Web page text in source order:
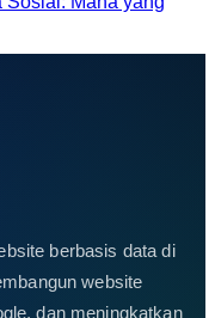
berbasis data di
website
dan meningkatkan